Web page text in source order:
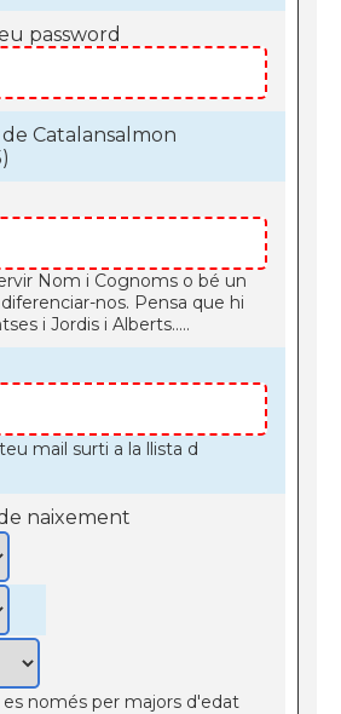
password
Catalansalmon
Nom i Cognoms o bé un
nos. Pensa que hi
i Jordis i Alberts.....
mail surti a la llista d
naixement
es només per majors d'edat